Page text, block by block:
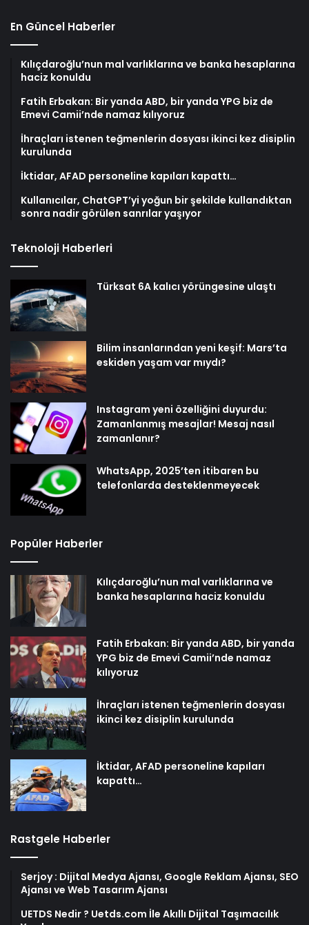
En Güncel Haberler
Kılıçdaroğlu’nun mal varlıklarına ve banka hesaplarına
haciz konuldu
Fatih Erbakan: Bir yanda ABD, bir yanda YPG biz de
Emevi Camii’nde namaz kılıyoruz
İhraçları istenen teğmenlerin dosyası ikinci kez disiplin
kurulunda
İktidar, AFAD personeline kapıları kapattı…
Kullanıcılar, ChatGPT’yi yoğun bir şekilde kullandıktan
sonra nadir görülen sanrılar yaşıyor
Teknoloji Haberleri
Türksat 6A kalıcı yörüngesine ulaştı
Bilim insanlarından yeni keşif: Mars’ta
eskiden yaşam var mıydı?
Instagram yeni özelliğini duyurdu:
Zamanlanmış mesajlar! Mesaj nasıl
zamanlanır?
WhatsApp, 2025’ten itibaren bu
telefonlarda desteklenmeyecek
Popüler Haberler
Kılıçdaroğlu’nun mal varlıklarına ve
banka hesaplarına haciz konuldu
Fatih Erbakan: Bir yanda ABD, bir yanda
YPG biz de Emevi Camii’nde namaz
kılıyoruz
İhraçları istenen teğmenlerin dosyası
ikinci kez disiplin kurulunda
İktidar, AFAD personeline kapıları
kapattı…
Rastgele Haberler
Serjoy : Dijital Medya Ajansı, Google Reklam Ajansı, SEO
Ajansı ve Web Tasarım Ajansı
UETDS Nedir ? Uetds.com İle Akıllı Dijital Taşımacılık